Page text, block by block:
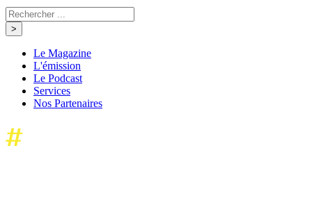
Le Magazine
L'émission
Le Podcast
Services
Nos Partenaires